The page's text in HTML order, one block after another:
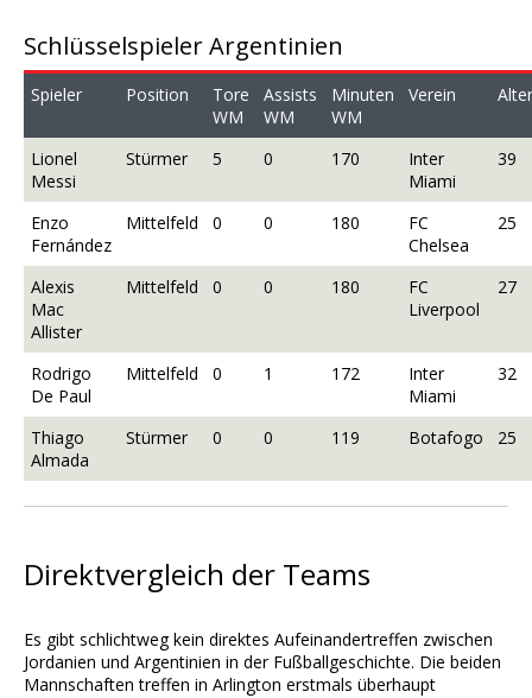
Schlüsselspieler Argentinien
Spieler Position
Tore
WM
Assists
WM
Minuten
WM
Verein Alter
Lionel
Messi
Stürmer 5 0 170
Inter
Miami
39
Enzo
Fernández
Mittelfeld 0 0 180
FC
Chelsea
25
Alexis
Mac
Allister
Mittelfeld 0 0 180
FC
Liverpool
27
Rodrigo
De Paul
Mittelfeld 0 1 172
Inter
Miami
32
Thiago
Almada
Stürmer 0 0 119 Botafogo 25
Direktvergleich der Teams
Es gibt schlichtweg kein direktes Aufeinandertreffen zwischen
Jordanien und Argentinien in der Fußballgeschichte. Die beiden
Mannschaften treffen in Arlington erstmals überhaupt